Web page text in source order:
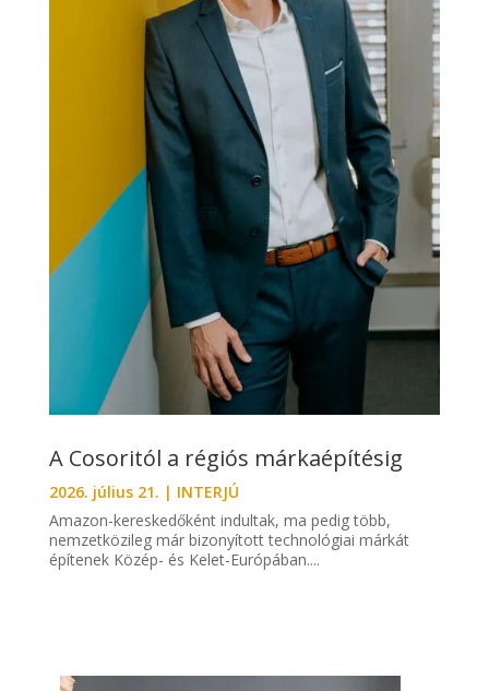
A Cosoritól a régiós márkaépítésig
2026. július 21. | INTERJÚ
Amazon-kereskedőként indultak, ma pedig több,
nemzetközileg már bizonyított technológiai márkát
építenek Közép- és Kelet-Európában....